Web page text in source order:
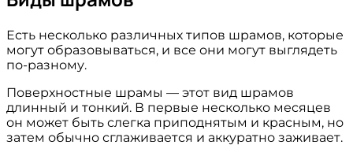
Есть несколько различных типов шрамов, которые
могут образовываться, и все они могут выглядеть
по-разному.
Поверхностные шрамы — этот вид шрамов
длинный и тонкий. В первые несколько месяцев
он может быть слегка приподнятым и красным, но
затем обычно сглаживается и аккуратно заживает.